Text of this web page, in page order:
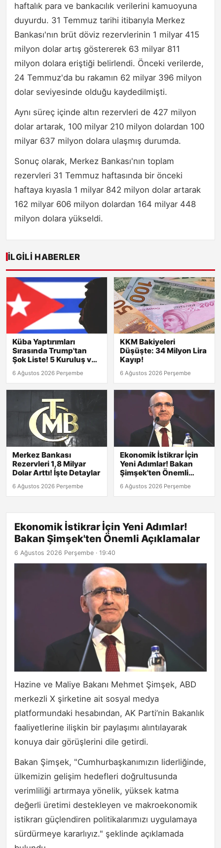
haftalık para ve bankacılık verilerini kamuoyuna
duyurdu. 31 Temmuz tarihi itibarıyla Merkez
Bankası'nın brüt döviz rezervlerinin 1 milyar 415
milyon dolar artış göstererek 63 milyar 811
milyon dolara eriştiği belirlendi. Önceki verilerde,
24 Temmuz'da bu rakamın 62 milyar 396 milyon
dolar seviyesinde olduğu kaydedilmişti.
Aynı süreç içinde altın rezervleri de 427 milyon
dolar artarak, 100 milyar 210 milyon dolardan 100
milyar 637 milyon dolara ulaşmış durumda.
Sonuç olarak, Merkez Bankası'nın toplam
rezervleri 31 Temmuz haftasında bir önceki
haftaya kıyasla 1 milyar 842 milyon dolar artarak
162 milyar 606 milyon dolardan 164 milyar 448
milyon dolara yükseldi.
İLGILI HABERLER
Küba Yaptırımları
Sırasında Trump'tan
Şok Liste! 5 Kuruluş ve
8 Kişi Hedefte
6 Ağustos 2026 Perşembe
KKM Bakiyeleri
Düşüşte: 34 Milyon Lira
Kayıp!
6 Ağustos 2026 Perşembe
Merkez Bankası
Rezervleri 1,8 Milyar
Dolar Arttı! İşte Detaylar
6 Ağustos 2026 Perşembe
Ekonomik İstikrar İçin
Yeni Adımlar! Bakan
Şimşek'ten Önemli
Açıklamalar
6 Ağustos 2026 Perşembe
Ekonomik İstikrar İçin Yeni Adımlar!
Bakan Şimşek'ten Önemli Açıklamalar
6 Ağustos 2026 Perşembe · 19:40
Hazine ve Maliye Bakanı Mehmet Şimşek, ABD
merkezli X şirketine ait sosyal medya
platformundaki hesabından, AK Parti’nin Bakanlık
faaliyetlerine ilişkin bir paylaşımı alıntılayarak
konuya dair görüşlerini dile getirdi.
Bakan Şimşek, "Cumhurbaşkanımızın liderliğinde,
ülkemizin gelişim hedefleri doğrultusunda
verimliliği artırmaya yönelik, yüksek katma
değerli üretimi destekleyen ve makroekonomik
istikrarı güçlendiren politikalarımızı uygulamaya
sürdürmeye kararlıyız." şeklinde açıklamada